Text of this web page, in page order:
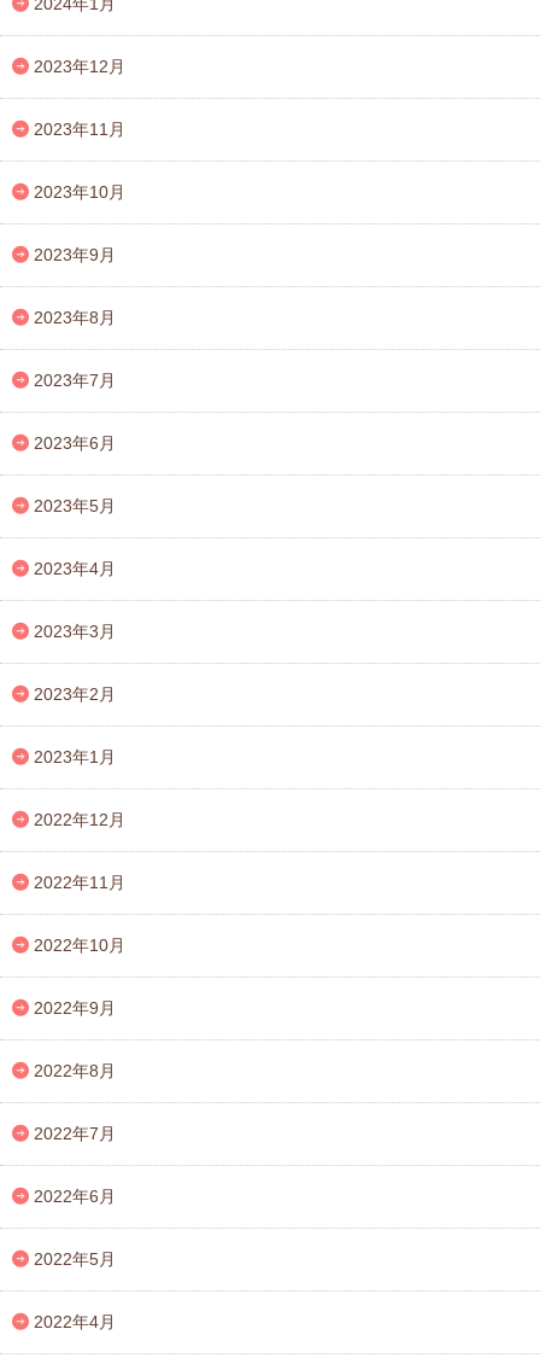
2024年1月
2023年12月
2023年11月
2023年10月
2023年9月
2023年8月
2023年7月
2023年6月
2023年5月
2023年4月
2023年3月
2023年2月
2023年1月
2022年12月
2022年11月
2022年10月
2022年9月
2022年8月
2022年7月
2022年6月
2022年5月
2022年4月